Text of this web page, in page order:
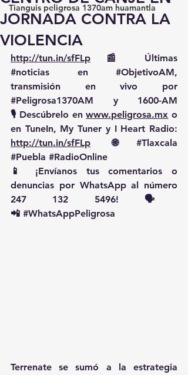
Tianguis peligrosa 1370am huamantla
JORNADA CONTRA LA
VIOLENCIA
http://tun.in/sfFLp
#noticias en #ObjetivoAM,
#Peligrosa1370AM y 1600-AM
🎙️ Descúbrelo en www.peligrosa.mx o
http://tun.in/sfFLp 🌐 #Tlaxcala
#Puebla #RadioOnline
📱 ¡Envíanos tus comentarios o
denuncias por WhatsApp al número
247 132 5496! 🗣️
📲 #WhatsAppPeligrosa
Terrenate se sumó a la estrategia